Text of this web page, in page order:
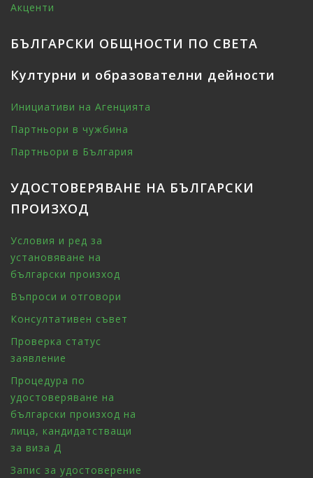
Акценти
БЪЛГАРСКИ ОБЩНОСТИ ПО СВЕТА
Културни и образователни дейности
Инициативи на Агенцията
Партньори в чужбина
Партньори в България
УДОСТОВЕРЯВАНЕ НА БЪЛГАРСКИ
ПРОИЗХОД
Условия и ред за
установяване на
български произход
Въпроси и отговори
Консултативен съвет
Проверка статус
заявление
Процедура по
удостоверяване на
български произход на
лица, кандидатстващи
за виза Д
Запис за удостоверение